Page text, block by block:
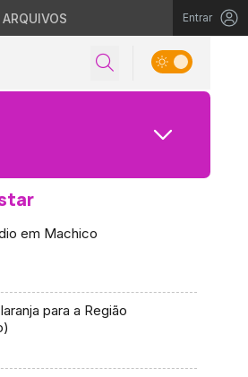
Entrar
em Machico
para a Região